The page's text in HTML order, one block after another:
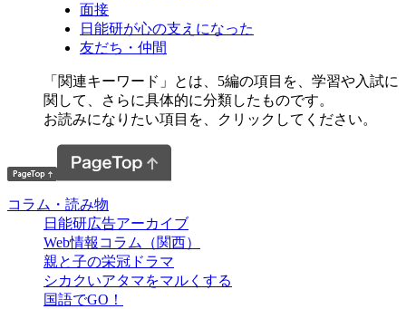
面接
日能研が心の支えになった
友だち・仲間
「関連キーワード」とは、5編の項目を、学習や入試に
関して、さらに具体的に分類したものです。
お読みになりたい項目を、クリックしてください。
コラム・読み物
日能研広告アーカイブ
Web情報コラム（関西）
親と子の栄冠ドラマ
シカクいアタマをマルくする
国語でGO！